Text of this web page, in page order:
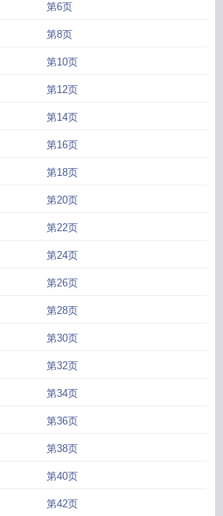
第6页
第8页
第10页
第12页
第14页
第16页
第18页
第20页
第22页
第24页
第26页
第28页
第30页
第32页
第34页
第36页
第38页
第40页
第42页